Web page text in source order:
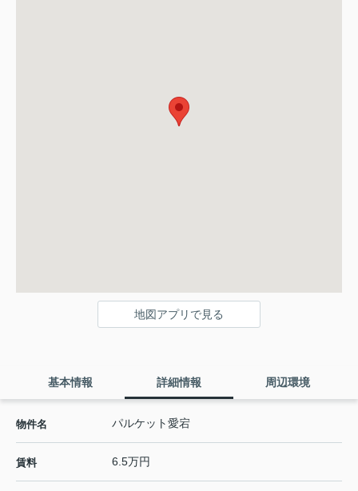
地図アプリで見る
基本情報 詳細情報 周辺環境
物件名 パルケット愛宕
賃料 6.5万円